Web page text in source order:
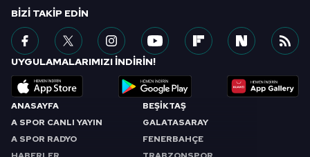
ANASAYFA
A SPOR CANLI YAYIN
A SPOR RADYO
BEŞİKTAŞ
GALATASARAY
FENERBAHÇE
BIZI TAKIP EDIN
UYGULAMALARIMIZI İNDİRİN!